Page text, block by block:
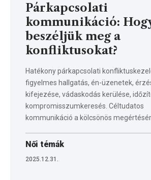
Párkapcsolati
kommunikáció:
beszéljük meg a
konfliktusokat?
Hatékony párkapcsolati
figyelmes hallgatás, én-üzenetek,
kifejezése, vádaskodás kerülése,
kompromisszumkeresés. Céltudatos
kommunikáció a kölcsönös
Női témák
2025.12.31.